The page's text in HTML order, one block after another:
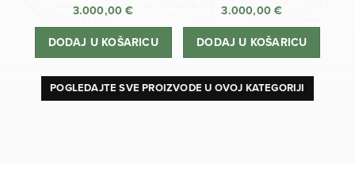
3.000,00€
DODAJ U KOŠARICU
3.000,00€
DODAJ U KOŠARICU
POGLEDAJTE SVE PROIZVODE U OVOJ KATEGORIJI